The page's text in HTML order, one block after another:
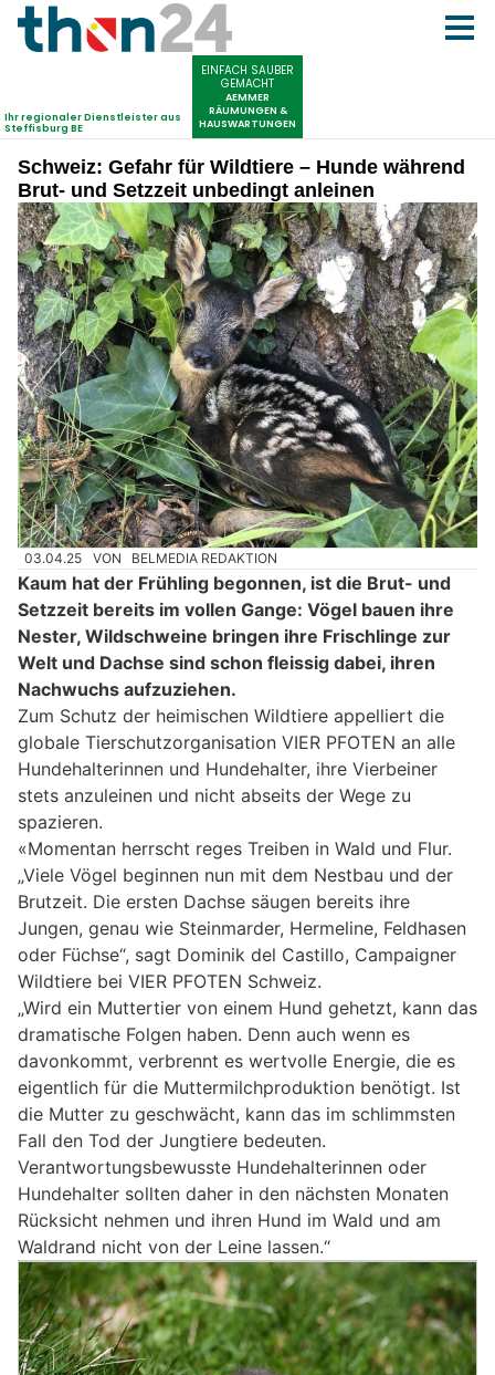
Schweiz: Gefahr für Wildtiere – Hunde während
Brut- und Setzzeit unbedingt anleinen
03.04.25 VON BELMEDIA REDAKTION
Kaum hat der Frühling begonnen, ist die Brut- und
Setzzeit bereits im vollen Gange: Vögel bauen ihre
Nester, Wildschweine bringen ihre Frischlinge zur
Welt und Dachse sind schon fleissig dabei, ihren
Nachwuchs aufzuziehen.
Zum Schutz der heimischen Wildtiere appelliert die
globale Tierschutzorganisation VIER PFOTEN an alle
Hundehalterinnen und Hundehalter, ihre Vierbeiner
stets anzuleinen und nicht abseits der Wege zu
spazieren.
«Momentan herrscht reges Treiben in Wald und Flur.
„Viele Vögel beginnen nun mit dem Nestbau und der
Brutzeit. Die ersten Dachse säugen bereits ihre
Jungen, genau wie Steinmarder, Hermeline, Feldhasen
oder Füchse“, sagt Dominik del Castillo, Campaigner
Wildtiere bei VIER PFOTEN Schweiz.
„Wird ein Muttertier von einem Hund gehetzt, kann das
dramatische Folgen haben. Denn auch wenn es
davonkommt, verbrennt es wertvolle Energie, die es
eigentlich für die Muttermilchproduktion benötigt. Ist
die Mutter zu geschwächt, kann das im schlimmsten
Fall den Tod der Jungtiere bedeuten.
Verantwortungsbewusste Hundehalterinnen oder
Hundehalter sollten daher in den nächsten Monaten
Rücksicht nehmen und ihren Hund im Wald und am
Waldrand nicht von der Leine lassen.“